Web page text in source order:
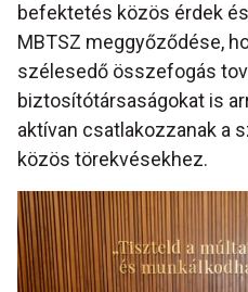
befektetés közös érdek
MBTSZ meggyőződése,
szélesedő összefogás
biztosítótársaságokat is
aktívan csatlakozzanak a
közös törekvésekhez.